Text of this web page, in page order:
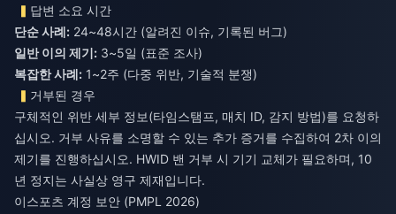
답변 소요 시간
단순 사례: 24~48시간 (알려진 이슈, 기록된 버그)
일반 이의 제기: 3~5일 (표준 조사)
복잡한 사례: 1~2주 (다중 위반, 기술적 분쟁)
거부된 경우
구체적인 위반 세부 정보(타임스탬프, 매치 ID, 감지 방법)를 요청하
십시오. 거부 사유를 소명할 수 있는 추가 증거를 수집하여 2차 이의
제기를 진행하십시오. HWID 밴 거부 시 기기 교체가 필요하며, 10
년 정지는 사실상 영구 제재입니다.
이스포츠 계정 보안 (PMPL 2026)